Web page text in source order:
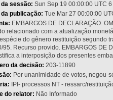
da sessão: Sun Sep 19 00:00:00 UTC 6
da publicação: Tue Mar 27 00:00:00
EMBARGOS DE DECLARAÇÃO.
relacionado com a atualização
do gênero restituição segundo
95. Recurso provido. EMBARGOS DE
a interposição dos presentes
da decisão: 203-11890
Por unanimidade de votos, negou-
IPI- processos NT - ressarc/
do relator: Não Informado